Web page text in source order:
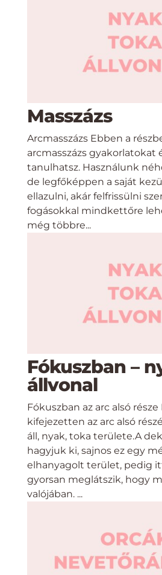
Masszázs
Arcmasszázs Ebben a
arcmasszázs gyakorlatokat
tanulhatsz. Használunk
de legfőképpen a saját
ellazulni, akár felfrissülni
fogásokkal mindkettőre
még többre...
Fókuszban –
állvonal
Fókuszban az arc alsó
kifejezetten az arc alsó
áll, nyak, toka területe.A
hagyjuk ki, sajnos ez egy
elhanyagolt terület, pedig
gyorsan meglátszik, hogy
valójában. ...